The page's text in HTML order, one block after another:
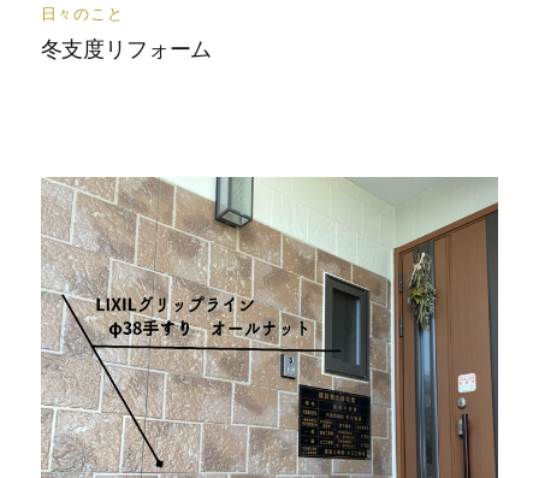
日々のこと
冬支度リフォーム